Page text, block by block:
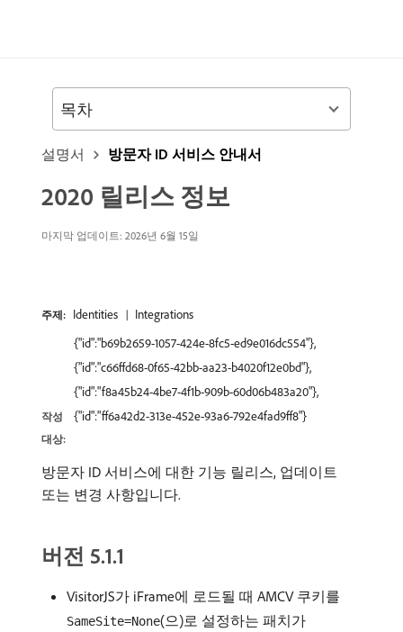
설명서 방문자 ID 서비스 안내서
2020 릴리스 정보
마지막 업데이트: 2026년 6월 15일
주제: Identities Integrations
작성
대상:
{"id":"b69b2659-1057-424e-8fc5-ed9e016dc554"},
{"id":"c66ffd68-0f65-42bb-aa23-b4020f12e0bd"},
{"id":"f8a45b24-4be7-4f1b-909b-60d06b483a20"},
{"id":"ff6a42d2-313e-452e-93a6-792e4fad9ff8"}
방문자 ID 서비스에 대한 기능 릴리스, 업데이트
또는 변경 사항입니다.
버전 5.1.1
VisitorJS가 iFrame에 로드될 때 AMCV 쿠키를
SameSite=None(으)로 설정하는 패치가
목차